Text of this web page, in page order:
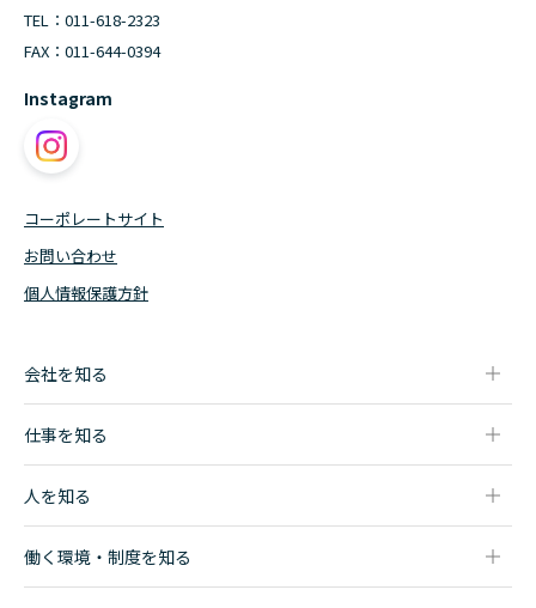
TEL： 011-618-2323
FAX：011-644-0394
Instagram
コーポレートサイト
お問い合わせ
個人情報保護方針
会社を知る
人事担当者からのメッセージ
仕事を知る
SE - システムエンジニア
OP - オペレーター
人を知る
働く環境・制度を知る